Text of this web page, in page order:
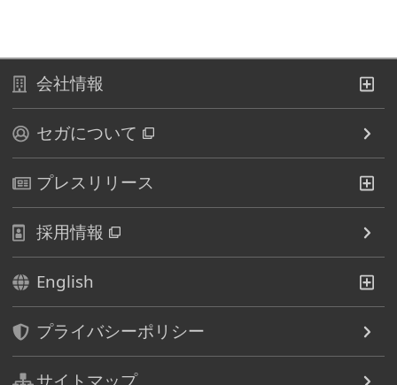
会社情報
セガについて
プレスリリース
採用情報
English
プライバシーポリシー